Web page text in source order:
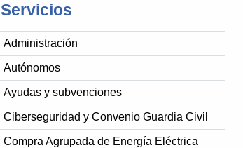
Servicios
Administración
Autónomos
Ayudas y subvenciones
Ciberseguridad y Convenio Guardia Civil
Compra Agrupada de Energía Eléctrica